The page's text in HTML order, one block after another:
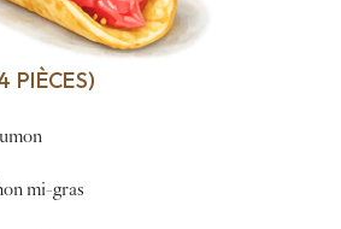
PIÈCES)
mi-gras